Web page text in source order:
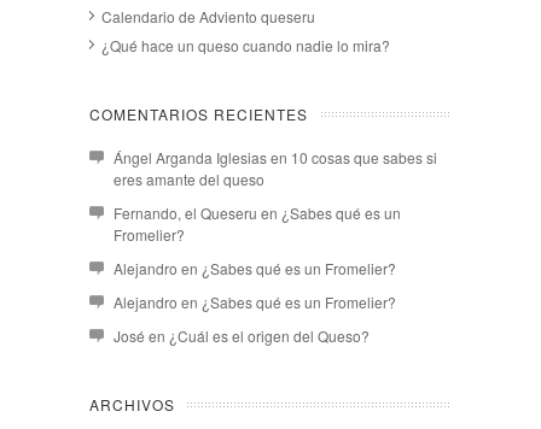
Calendario de Adviento queseru
¿Qué hace un queso cuando nadie lo mira?
COMENTARIOS RECIENTES
Ángel Arganda Iglesiasen 10 cosas que sabes si
eres amante del queso
Fernando, el Queseru en ¿Sabes qué es un
Fromelier?
Alejandro en ¿Sabes qué es un Fromelier?
Alejandro en ¿Sabes qué es un Fromelier?
José en ¿Cuál es el origen del Queso?
ARCHIVOS